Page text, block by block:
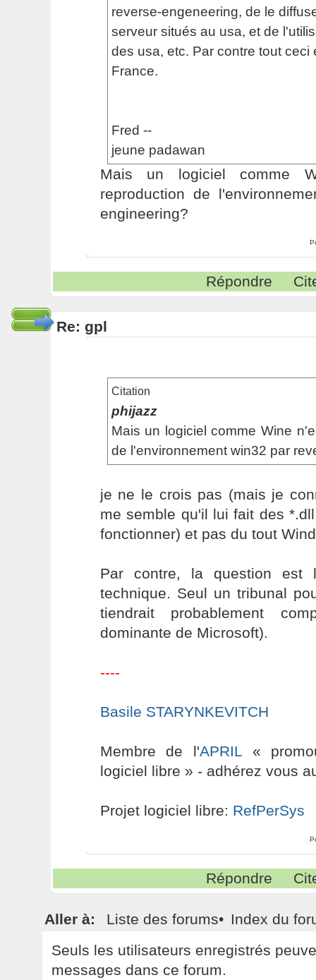
reverse-engeneering, de le
serveur situés au usa, et de
des usa, etc. Par contre tout ceci
France.
Fred --
jeune padawan
Mais un logiciel comme
reproduction de
engineering?
Répondre
Re: gpl
Citation
phijazz
Mais un logiciel comme Wine
de l'environnement win32 par
je ne le crois pas (mais je
me semble qu'il lui fait des
fonctionner) et pas du tout
Par contre, la question est
technique. Seul un tribunal
tiendrait probablement
dominante de Microsoft).
----
Basile STARYNKEVITCH
Membre de l'APRIL «
logiciel libre » - adhérez vous
Projet logiciel libre: RefPerSys
Répondre
Aller à: Liste des forums• Index du
Seuls les utilisateurs enregistrés
messages dans ce forum.